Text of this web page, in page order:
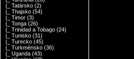
|_ Tatársko (2)
|_ Thajsko (54)
|_ Timor (3)
|_ Tonga (26)
|_ Trinidad a Tobago (24)
|_ Tunisko (31)
|_ Turecko (45)
|_ Turkménsko (36)
|_ Uganda (43)